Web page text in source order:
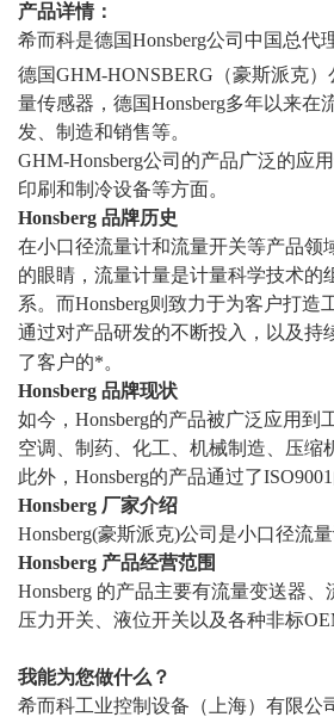
产品详情：
希而科是德国Honsberg公司中国总
德国GHM-HONSBERG（豪斯派克）
量传感器，德国Honsberg多年以来
发、制造和销售等。
GHM-Honsberg公司的产品广泛的应
印刷和制冷设备等方面。
Honsberg 品牌历史
在小口径流量计和流量开关等产品领
的眼睛，流量计量是计量科学技术
系。而Honsberg则致力于为客户打造
通过对产品研发的不断投入，以及持
了客户的*。
Honsberg 品牌现状
如今， Honsberg的产品被广泛应用到
空调、制药、化工、机械制造、压缩
此外， Honsberg的产品通过了
Honsberg 厂家介绍
Honsberg(豪斯派克)公司是小口径流
Honsberg 产品经营范围
Honsberg 的产品主要有流量变送器
压力开关、液位开关以及各种非标
我能为您做什么？
希而科工业控制设备（上海）有限公